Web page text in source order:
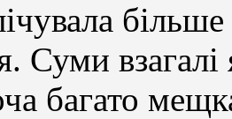
Суми
багато